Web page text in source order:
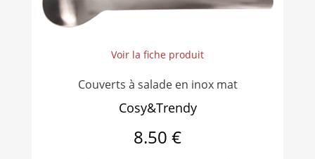
Voir la fiche produit
Couverts à salade en inox mat
Cosy&Trendy
8.50 €